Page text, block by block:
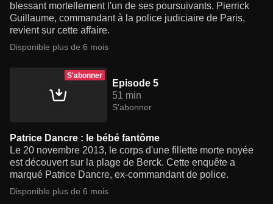
blessant mortellement l'un de ses poursuivants. Pierrick
Guillaume, commandant à la police judiciaire de Paris,
revient sur cette affaire.
Disponible plus de 6 mois
S'abonner
Episode 5
51 min
S'abonner
Patrice Dancre : le bébé fantôme
Le 20 novembre 2013, le corps d'une fillette morte noyée
est découvert sur la plage de Berck. Cette enquête a
marqué Patrice Dancre, ex-commandant de police.
Disponible plus de 6 mois